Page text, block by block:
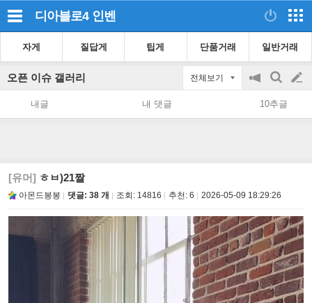
디아블로4 인벤
자게 질답게 팁게 단품거래 일반거래
오픈 이슈 갤러리 전체보기
공
지
on/off
검
색
글
쓰
내글 내 댓글 10추글
[유머] ㅎㅂ)21짤
아몬드봉봉 댓글: 38 개 조회: 14816 추천: 6 2026-05-09 18:29:26